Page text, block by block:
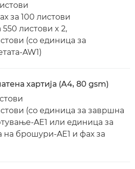
за 100 листови
550 листови x 2,
(со единица за
AW1)
хартија (A4, 80 gsm)
(со единица за завршна
AE1 или единица за
брошури-AE1 и фах за